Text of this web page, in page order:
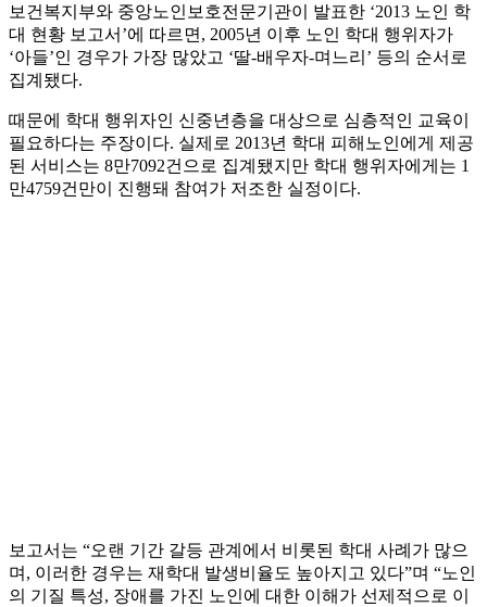
보건복지부와 중앙노인보호전문기관이 발표한 ‘2013 노인 학
대 현황 보고서’에 따르면, 2005년 이후 노인 학대 행위자가
‘아들’인 경우가 가장 많았고 ‘딸-배우자-며느리’ 등의 순서로
집계됐다.
때문에 학대 행위자인 신중년층을 대상으로 심층적인 교육이
필요하다는 주장이다. 실제로 2013년 학대 피해노인에게 제공
된 서비스는 8만7092건으로 집계됐지만 학대 행위자에게는 1
만4759건만이 진행돼 참여가 저조한 실정이다.
보고서는 “오랜 기간 갈등 관계에서 비롯된 학대 사례가 많으
며, 이러한 경우는 재학대 발생비율도 높아지고 있다”며 “노인
의 기질 특성, 장애를 가진 노인에 대한 이해가 선제적으로 이